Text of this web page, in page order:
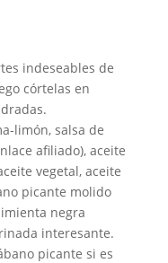
indeseables de
córtelas en
limón, salsa de
afiliado), aceite
vegetal, aceite
picante molido
negra
interesante.
picante si es